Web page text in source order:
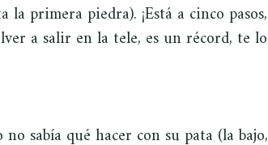
primera piedra). ¡Está a cinco pasos,
a salir en la tele, es un récord, te lo
sabía qué hacer con su pata (la bajo,